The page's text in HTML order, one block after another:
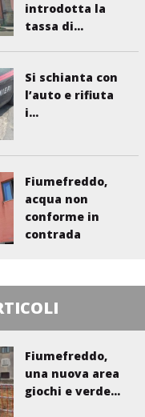
introdotta la
tassa di...
Si schianta con
l’auto e rifiuta
i...
Fiumefreddo,
acqua non
conforme in
contrada
Fiumefreddo,
una nuova area
giochi e verde...